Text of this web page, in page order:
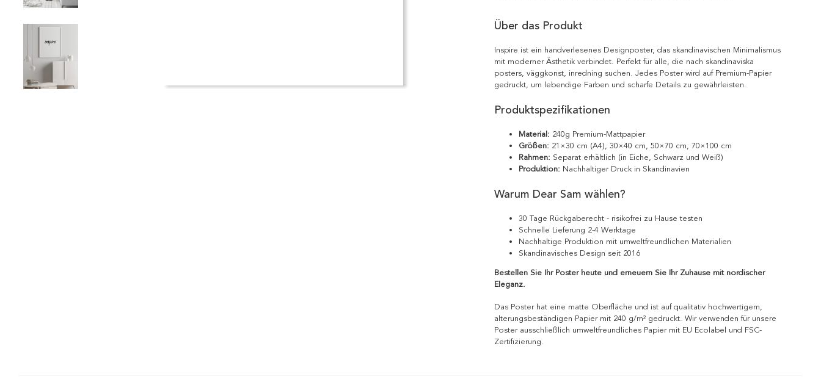
Über das Produkt
Inspire ist ein handverlesenes Designposter, das skandinavischen Minimalismus
mit moderner Ästhetik verbindet. Perfekt für alle, die nach skandinaviska
posters, väggkonst, inredning suchen. Jedes Poster wird auf Premium-Papier
gedruckt, um lebendige Farben und scharfe Details zu gewährleisten.
Produktspezifikationen
Material: 240g Premium-Mattpapier
Größen: 21×30 cm (A4), 30×40 cm, 50×70 cm, 70×100 cm
Rahmen: Separat erhältlich (in Eiche, Schwarz und Weiß)
Produktion: Nachhaltiger Druck in Skandinavien
Warum Dear Sam wählen?
30 Tage Rückgaberecht - risikofrei zu Hause testen
Schnelle Lieferung 2-4 Werktage
Nachhaltige Produktion mit umweltfreundlichen Materialien
Skandinavisches Design seit 2016
Bestellen Sie Ihr Poster heute und erneuern Sie Ihr Zuhause mit nordischer
Eleganz.
Das Poster hat eine matte Oberfläche und ist auf qualitativ hochwertigem,
alterungsbeständigen Papier mit 240 g/m² gedruckt. Wir verwenden für unsere
Poster ausschließlich umweltfreundliches Papier mit EU Ecolabel und FSC-
Zertifizierung.